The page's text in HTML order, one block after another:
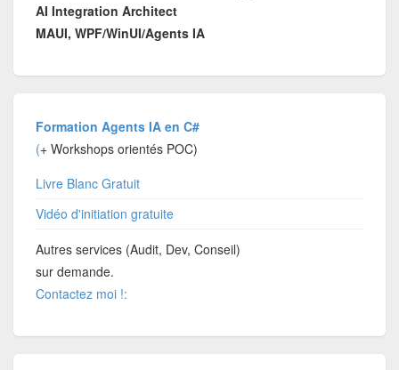
AI Integration Architect
MAUI, WPF/WinUI/Agents IA
Formation Agents IA en C#
(+ Workshops orientés POC)
Livre Blanc Gratuit
Vidéo d'initiation gratuite
Autres services (Audit, Dev, Conseil)
sur demande.
Contactez moi !: